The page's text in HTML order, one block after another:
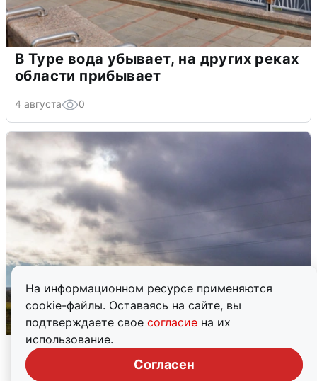
На информационном ресурсе применяются
cookie-файлы. Оставаясь на сайте, вы
подтверждаете свое согласие на их
использование.
Согласен
В Туре вода убывает, на других реках
области прибывает
4 августа 0
Над ХМАО впервые сбили
беспилотники